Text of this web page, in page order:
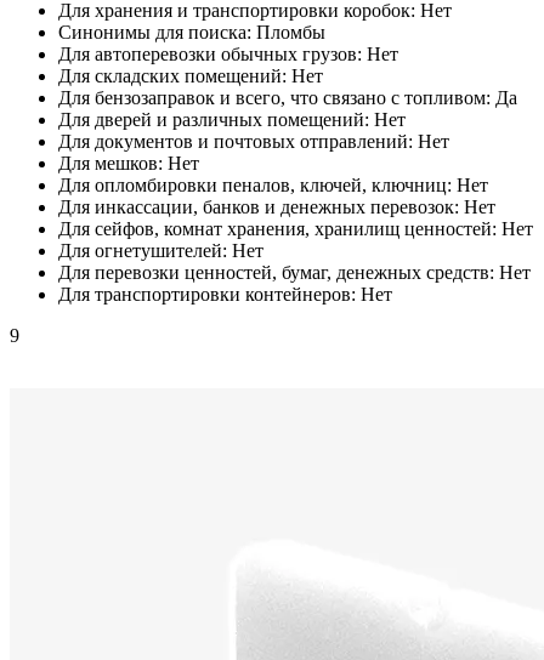
Для хранения и транспортировки коробок: Нет
Синонимы для поиска: Пломбы
Для автоперевозки обычных грузов: Нет
Для складских помещений: Нет
Для бензозаправок и всего, что связано с топливом: Да
Для дверей и различных помещений: Нет
Для документов и почтовых отправлений: Нет
Для мешков: Нет
Для опломбировки пеналов, ключей, ключниц: Нет
Для инкассации, банков и денежных перевозок: Нет
Для сейфов, комнат хранения, хранилищ ценностей: Нет
Для огнетушителей: Нет
Для перевозки ценностей, бумаг, денежных средств: Нет
Для транспортировки контейнеров: Нет
9